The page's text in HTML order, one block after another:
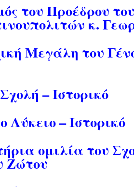
του Προέδρου
κ.
Μεγάλη του
– Ιστορικό
– Ιστορικό
ομιλία του
Ζώτου